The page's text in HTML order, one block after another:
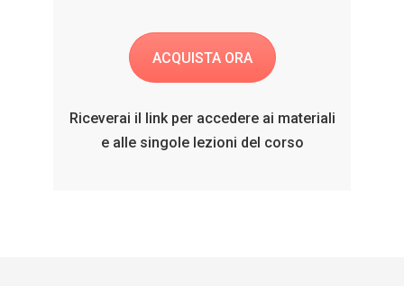
ACQUISTA ORA
Riceverai il link per accedere ai materiali
e alle singole lezioni del corso